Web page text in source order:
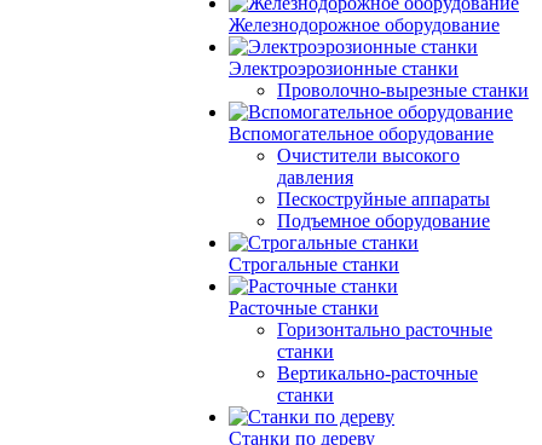
Железнодорожное оборудование
Электроэрозионные станки
Проволочно-вырезные станки
Вспомогательное оборудование
Очистители высокого
давления
Пескоструйные аппараты
Подъемное оборудование
Строгальные станки
Расточные станки
Горизонтально расточные
станки
Вертикально-расточные
станки
Станки по дереву